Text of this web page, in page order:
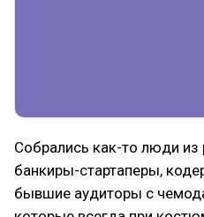
Собрались как-то люди
банкиры-стартаперы,
бывшие аудиторы с